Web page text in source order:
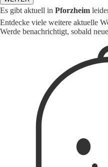
Es gibt aktuell in Pforzheim
Entdecke viele weitere aktuelle
Werde benachrichtigt, sobald